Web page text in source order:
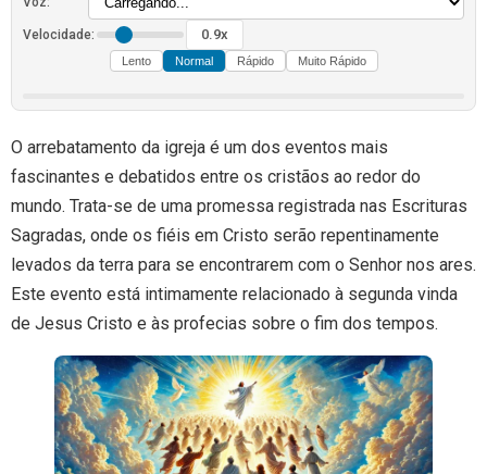
Velocidade: 0.9x
Lento Normal Rápido Muito Rápido
O arrebatamento da igreja é um dos eventos mais
fascinantes e debatidos entre os cristãos ao redor do
mundo. Trata-se de uma promessa registrada nas Escrituras
Sagradas, onde os fiéis em Cristo serão repentinamente
levados da terra para se encontrarem com o Senhor nos ares.
Este evento está intimamente relacionado à segunda vinda
de Jesus Cristo e às profecias sobre o fim dos tempos.